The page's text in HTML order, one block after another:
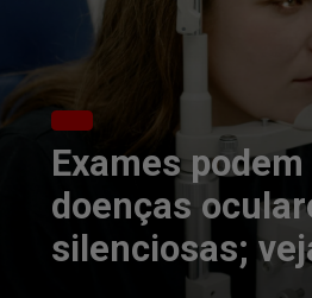
Exames
doenças
silenciosas;